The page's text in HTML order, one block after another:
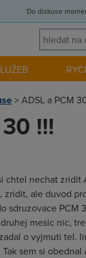
Do diskuse
>ADSL a PCM
!!!
chtel nechat
ale duvod
sdruzovace PCM
mesic nic,
o vyjmuti tel.
sem si